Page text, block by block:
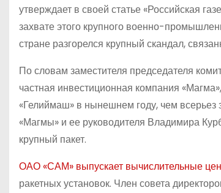
утверждает в своей статье «Российская
захвате этого крупного военно-
стране разгорелся крупный скандал,
По словам заместителя председателя
частная инвестиционная компания
«Гелиймаш» в нынешнем году, чем всерьез
«Магмы» и ее руководителя Владимира
крупный пакет.
ОАО «САМ» выпускает вычислительные
ракетных установок. Член совета